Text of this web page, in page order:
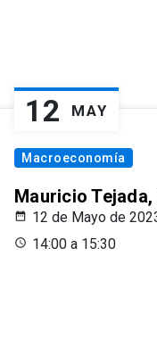
12 MAY
Macroeconomía
Mauricio Tejada,
12 de Mayo de
14:00 a 15:30